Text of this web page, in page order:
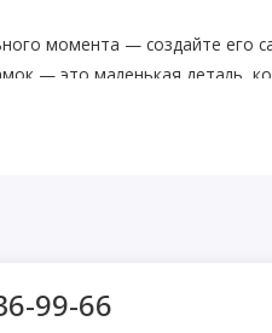
момента — создайте его
— это маленькая деталь,
99-66